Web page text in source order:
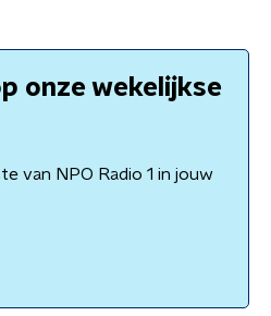
onze wekelijkse
van NPO Radio 1 in jouw